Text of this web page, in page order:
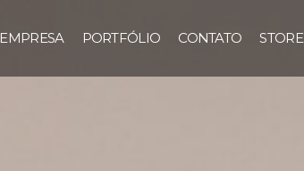
EMPRESA PORTFÓLIO CONTATO STORE